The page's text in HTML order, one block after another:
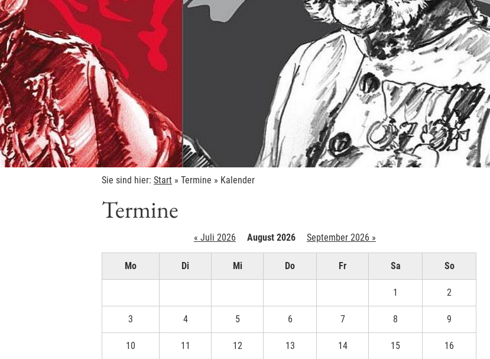
Sie sind hier: Start » Termine » Kalender
Termine
« Juli 2026 August 2026 September 2026 »
Mo Di Mi Do Fr Sa So
1 2
3 4 5 6 7 8 9
10 11 12 13 14 15 16